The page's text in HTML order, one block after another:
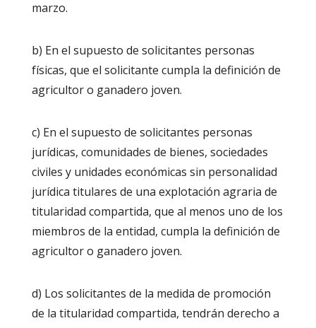
marzo.
b) En el supuesto de solicitantes personas
físicas, que el solicitante cumpla la definición de
agricultor o ganadero joven.
c) En el supuesto de solicitantes personas
jurídicas, comunidades de bienes, sociedades
civiles y unidades económicas sin personalidad
jurídica titulares de una explotación agraria de
titularidad compartida, que al menos uno de los
miembros de la entidad, cumpla la definición de
agricultor o ganadero joven.
d) Los solicitantes de la medida de promoción
de la titularidad compartida, tendrán derecho a